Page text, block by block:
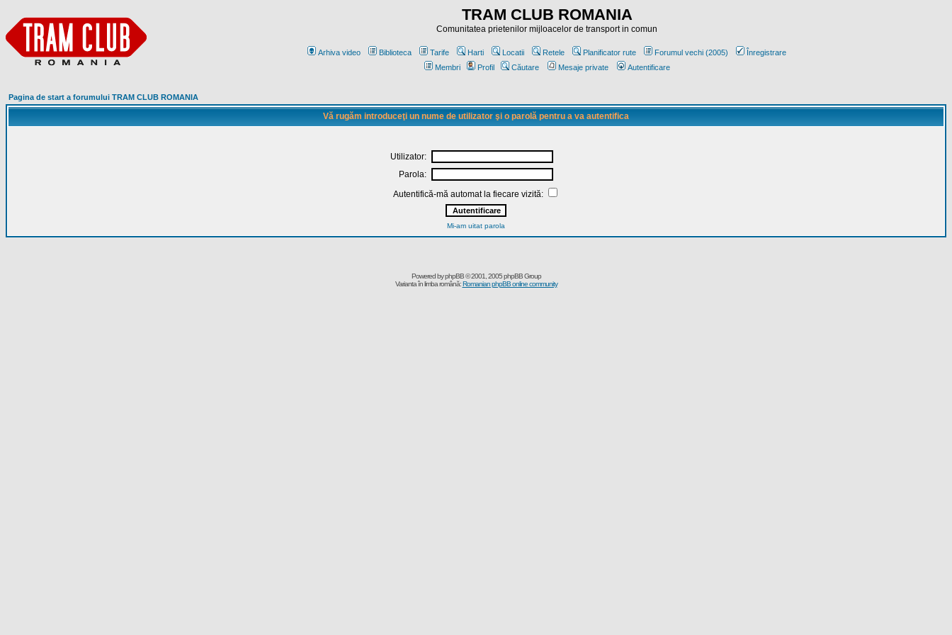
TRAM CLUB ROMANIA
Comunitatea prietenilor mijloacelor de transport in comun
Arhiva video Biblioteca Tarife Harti Locatii Retele Planificator rute Forumul vechi (2005)
Înregistrare
Membri
Profil Căutare Mesaje private Autentificare
Pagina de start a forumului TRAM CLUB ROMANIA
Vă rugăm introduceţi un nume de utilizator şi o parolă pentru a va autentifica
Utilizator:
Parola:
Autentifică-mă automat la fiecare vizită:
Mi-am uitat parola
Powered byphpBB© 2001, 2005 phpBB Group
Varianta în limba română:Romanian phpBB online community